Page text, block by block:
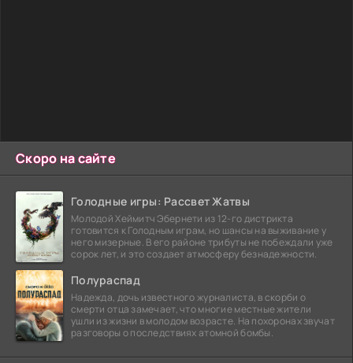
Скоро на сайте
Голодные игры: Рассвет Жатвы
Молодой Хеймитч Эбернети из 12-го дистрикта
готовится к Голодным играм, но шансы на выживание у
него мизерные. В его районе трибуты не побеждали уже
сорок лет, и это создает атмосферу безнадежности.
Полураспад
Надежда, дочь известного журналиста, в скорби о
смерти отца замечает, что многие местные жители
ушли из жизни в молодом возрасте. На похоронах звучат
разговоры о последствиях атомной бомбы.